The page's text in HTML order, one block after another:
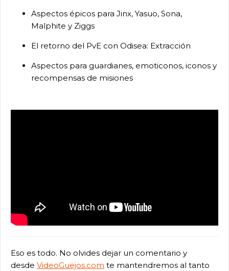
Aspectos épicos para Jinx, Yasuo, Sona,
Malphite y Ziggs
El retorno del PvE con Odisea: Extracción
Aspectos para guardianes, emoticonos, iconos y
recompensas de misiones
Eso es todo. No olvides dejar un comentario y
desde VideoGuejos.com te mantendremos al tanto